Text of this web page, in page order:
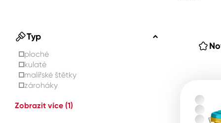
Typ
ploché
kulaté
malířské štětky
zároháky
Zobrazit více (1)